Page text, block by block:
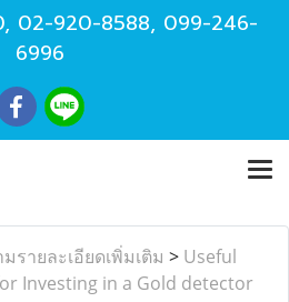
, 02-920-8588, 099-246-
6996
รายละเอียดเพิ่มเติม > Useful
Investing in a Gold detector